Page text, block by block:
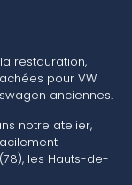
restauration,
pour VW
anciennes.
notre atelier,
les Hauts-de-